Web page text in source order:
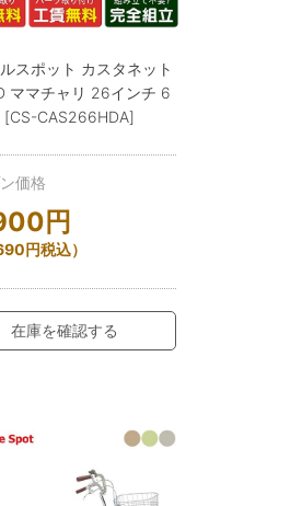
スポット カスタネット
ママチャリ 26インチ 6
[CS-CAS266HDA]
価格
円
円税込）
在庫を確認する